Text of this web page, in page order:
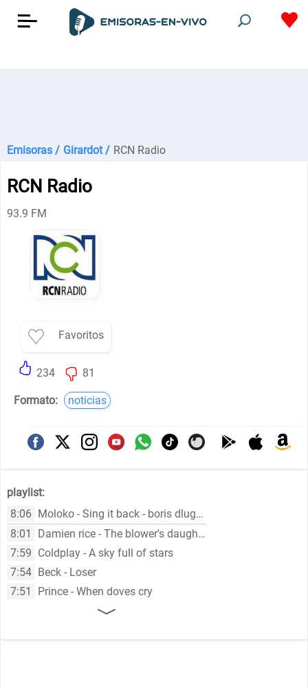
Emisoras / Girardot / RCN Radio
RCN Radio
93.9 FM
Favoritos
234 81
Formato: noticias
playlist:
8:06 Moloko - Sing it back - boris dlugosch mix
8:01
Damien rice - The blower's daughter
7:59 Coldplay - A sky full of stars
7:54 Beck - Loser
7:51
Prince - When doves cry